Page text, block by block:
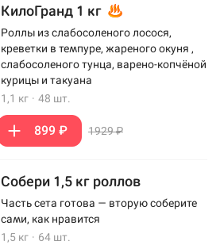
КилоГранд 1 кг
Роллы из слабосоленого лосося,
креветки в темпуре, жареного окуня ,
слабосоленого тунца, варено-копчёной
курицы и такуана
1,1 кг · 48 шт.
899 ₽ 1929 ₽
Собери 1,5 кг роллов
Часть сета готова — вторую соберите
сами, как нравится
1,5 кг · 64 шт.